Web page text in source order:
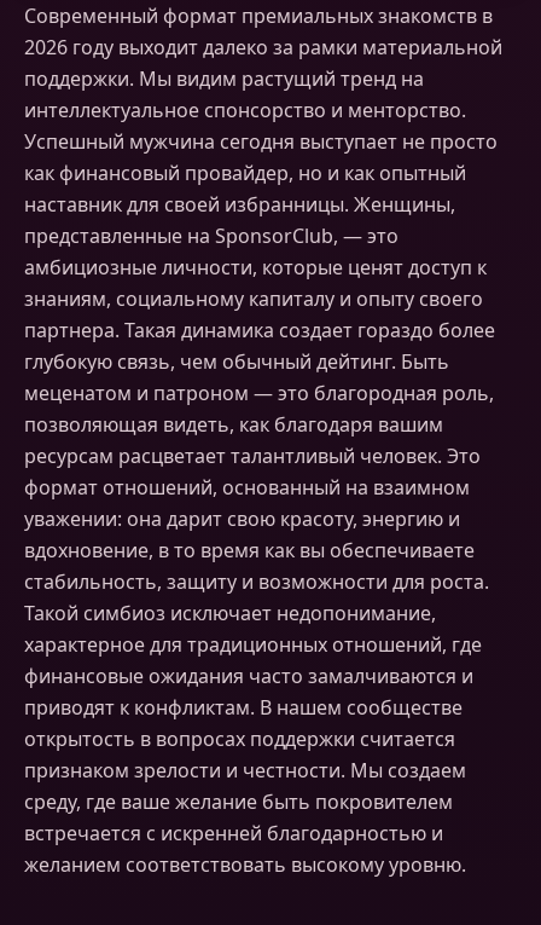
Современный формат премиальных знакомств в
2026 году выходит далеко за рамки материальной
поддержки. Мы видим растущий тренд на
интеллектуальное спонсорство и менторство.
Успешный мужчина сегодня выступает не просто
как финансовый провайдер, но и как опытный
наставник для своей избранницы. Женщины,
представленные на SponsorClub, — это
амбициозные личности, которые ценят доступ к
знаниям, социальному капиталу и опыту своего
партнера. Такая динамика создает гораздо более
глубокую связь, чем обычный дейтинг. Быть
меценатом и патроном — это благородная роль,
позволяющая видеть, как благодаря вашим
ресурсам расцветает талантливый человек. Это
формат отношений, основанный на взаимном
уважении: она дарит свою красоту, энергию и
вдохновение, в то время как вы обеспечиваете
стабильность, защиту и возможности для роста.
Такой симбиоз исключает недопонимание,
характерное для традиционных отношений, где
финансовые ожидания часто замалчиваются и
приводят к конфликтам. В нашем сообществе
открытость в вопросах поддержки считается
признаком зрелости и честности. Мы создаем
среду, где ваше желание быть покровителем
встречается с искренней благодарностью и
желанием соответствовать высокому уровню.